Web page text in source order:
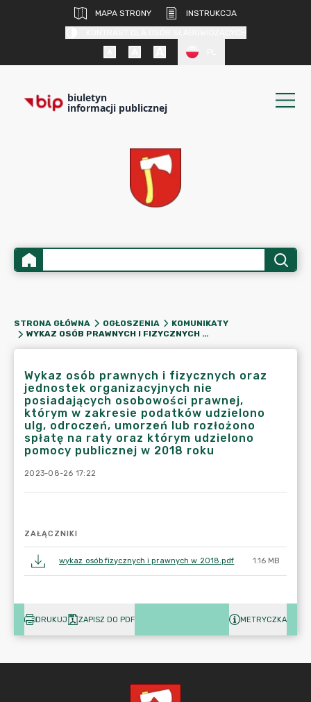
MAPA STRONY
INSTRUKCJA
biuletyn
informacji publicznej
STRONA GŁÓWNA OGŁOSZENIA
KOMUNIKATY
WYKAZ OSÓB PRAWNYCH I FIZYCZNYCH ORAZ JEDNOSTEK ORGANIZACYJNYCH NIE POSIADAJĄCYCH OSOBOWOŚCI PRAWNEJ, KTÓRYM W ZAKRESIE PODATKÓW UDZIELONO ULG, ODROCZEŃ, UMORZEŃ LUB ROZŁOŻONO SPŁATĘ NA RATY ORAZ KTÓRYM UDZIELONO POMOCY PUBLICZNEJ W 2018 ROKU
Wykaz osób prawnych i fizycznych oraz
jednostek organizacyjnych nie
posiadających osobowości prawnej,
którym w zakresie podatków udzielono
ulg, odroczeń, umorzeń lub rozłożono
spłatę na raty oraz którym udzielono
pomocy publicznej w 2018 roku
2023-08-26 17:22
ZAŁĄCZNIKI
wykaz osób fizycznych i prawnych w 2018.pdf 1.16 MB
DRUKUJ ZAPISZ DO PDF METRYCZKA